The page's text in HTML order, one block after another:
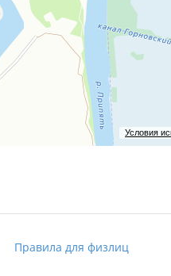
Условия
Правила для физлиц